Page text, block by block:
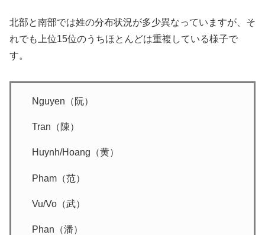
北部と南部では姓の分布状況が多少異なっていますが、そ
れでも上位15位のうちほとんどは重複している様子で
す。
Nguyen（阮）
Tran（陳）
Huynh/Hoang（黄）
Pham（范）
Vu/Vo（武）
Phan（潘）